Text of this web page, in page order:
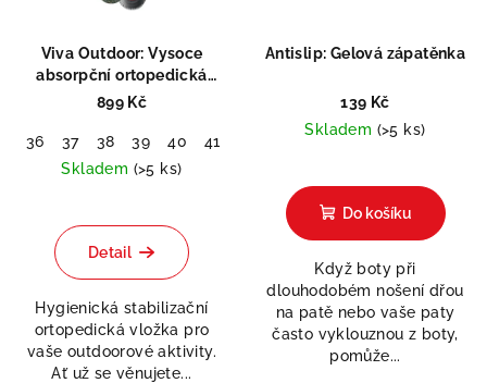
Viva Outdoor: Vysoce
absorpční ortopedická
vložka
899 Kč
36 37 38 39 40 41 46 47
Skladem (>5 ks)
hodnocení
produktu
z
5
hvězdiček.
Detail
Hygienická stabilizační
ortopedická vložka pro
vaše outdoorové aktivity.
Ať už se věnujete...
Antislip: Gelová zápatěnka
139 Kč
Skladem (>5 ks)
Do košíku
Když boty při
dlouhodobém nošení dřou
na patě nebo vaše paty
často vyklouznou z boty,
pomůže...